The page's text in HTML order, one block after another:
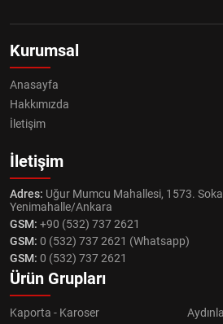
Kurumsal
Anasayfa
Hakkımızda
İletişim
İletişim
Adres: Uğur Mumcu Mahallesi, 1573.
Yenimahalle/Ankara
GSM: +90 (532) 737 2621
GSM: 0 (532) 737 2621 (Whatsapp)
GSM: 0 (532) 737 2621
Ürün Grupları
Kaporta - Karoser